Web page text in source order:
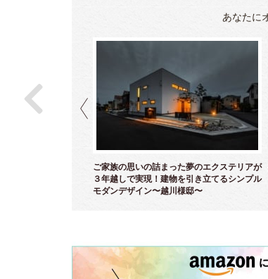
あなたに
ご家族の思いの詰まった夢のエクステリアが
３年越しで実現！建物を引き立てるシンプル
モダンデザイン〜越川様邸〜